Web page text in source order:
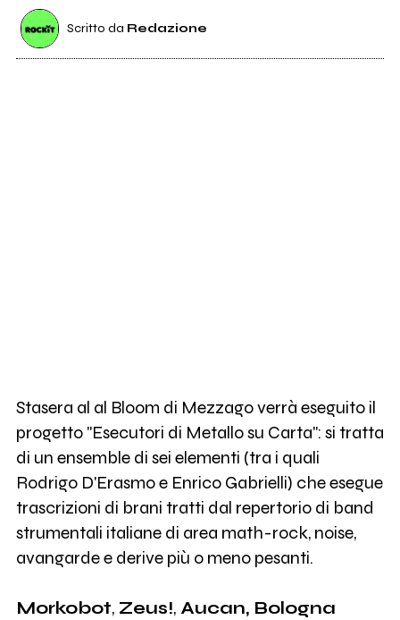
Scritto da Redazione
Stasera al al Bloom di Mezzago verrà eseguito il
progetto "Esecutori di Metallo su Carta": si tratta
di un ensemble di sei elementi (tra i quali
Rodrigo D'Erasmo e Enrico Gabrielli) che esegue
trascrizioni di brani tratti dal repertorio di band
strumentali italiane di area math-rock, noise,
avangarde e derive più o meno pesanti.
Morkobot,Zeus!,Aucan, Bologna